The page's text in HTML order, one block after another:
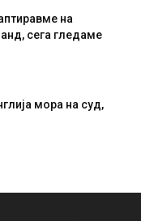
на
сега гледаме
мора на суд,